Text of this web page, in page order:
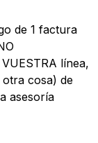
de 1 factura
línea,
cosa) de
asesoría